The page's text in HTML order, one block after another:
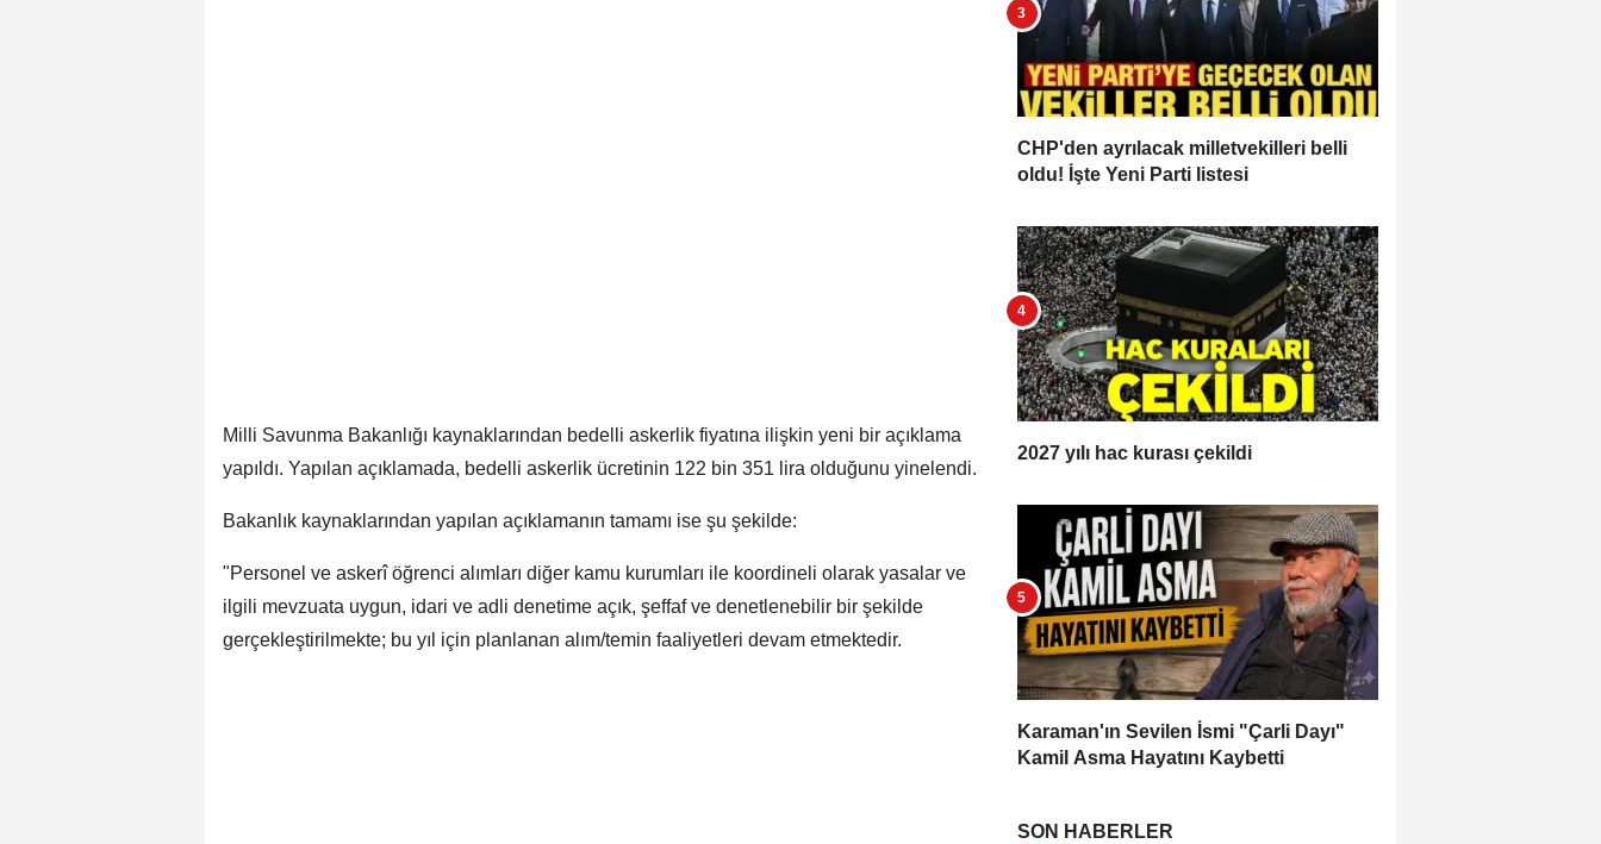
Milli Savunma Bakanlığı kaynaklarından bedelli askerlik fiyatına ilişkin yeni bir açıklama
yapıldı. Yapılan açıklamada, bedelli askerlik ücretinin 122 bin 351 lira olduğunu yinelendi.
Bakanlık kaynaklarından yapılan açıklamanın tamamı ise şu şekilde:
"Personel ve askerî öğrenci alımları diğer kamu kurumları ile koordineli olarak yasalar ve
ilgili mevzuata uygun, idari ve adli denetime açık, şeffaf ve denetlenebilir bir şekilde
gerçekleştirilmekte; bu yıl için planlanan alım/temin faaliyetleri devam etmektedir.
CHP'den ayrılacak milletvekilleri belli
oldu! İşte Yeni Parti listesi
2027 yılı hac kurası çekildi
Karaman'ın Sevilen İsmi "Çarli Dayı"
Kamil Asma Hayatını Kaybetti
SON HABERLER